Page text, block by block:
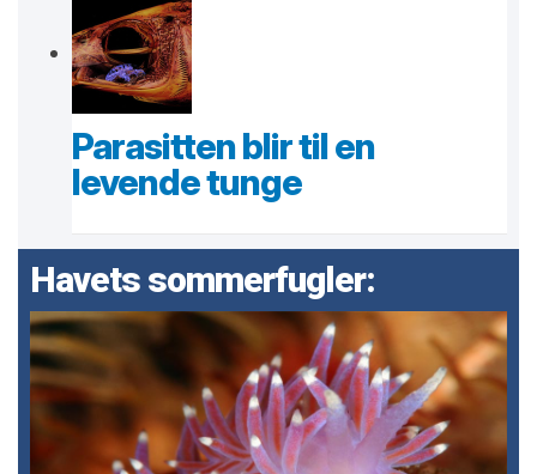
Parasitten blir til en
levende tunge
Havets sommerfugler: